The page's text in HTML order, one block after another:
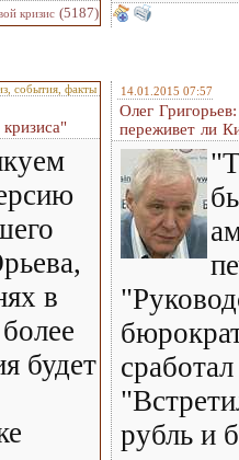
кризис (5187)
события, факты
в
будет
14.01.2015 07:57
Олег
переживет ли
рубль и